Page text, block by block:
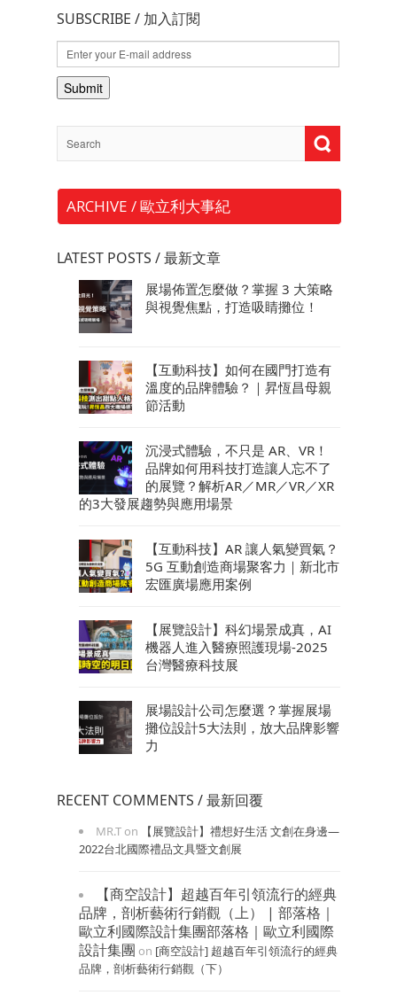
SUBSCRIBE / 加入訂閱
ARCHIVE / 歐立利大事紀
LATEST POSTS / 最新文章
展場佈置怎麼做？掌握 3 大策略
與視覺焦點，打造吸睛攤位！
【互動科技】如何在國門打造有
溫度的品牌體驗？｜昇恆昌母親
節活動
沉浸式體驗，不只是 AR、VR！
品牌如何用科技打造讓人忘不了
的展覽？解析AR／MR／VR／XR
的3大發展趨勢與應用場景
【互動科技】AR 讓人氣變買氣？
5G 互動創造商場聚客力｜新北市
宏匯廣場應用案例
【展覽設計】科幻場景成真，AI
機器人進入醫療照護現場-2025
台灣醫療科技展
展場設計公司怎麼選？掌握展場
攤位設計5大法則，放大品牌影響
力
RECENT COMMENTS / 最新回覆
MR.T on
【展覽設計】禮想好生活 文創在身邊—
2022台北國際禮品文具暨文創展
【商空設計】超越百年引領流行的經典
品牌，剖析藝術行銷觀（上） | 部落格｜
歐立利國際設計集團部落格｜歐立利國際
設計集團 on [商空設計] 超越百年引領流行的經典
品牌，剖析藝術行銷觀（下）